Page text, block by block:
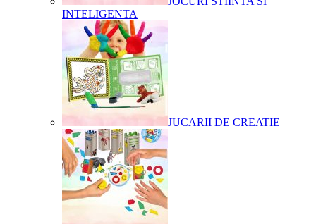
INTELIGENTA
JUCARII DE CREATIE